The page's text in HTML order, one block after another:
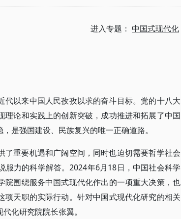
进入专题： 中国式现代化
以来中国人民孜孜以求的奋斗目标。党的十八大
论和实践上的创新突破，成功推进和拓展了中国
是强国建设、民族复兴的唯一正确道路。
重要机遇和广阔空间，同时也迫切需要哲学社会
力的科学解答。2024年6月18日，中国社会科学
围绕服务中国式现代化作出的一项重大决策，也
天职的实际行动。针对中国式现代化研究的相关
化研究院院长张翼。